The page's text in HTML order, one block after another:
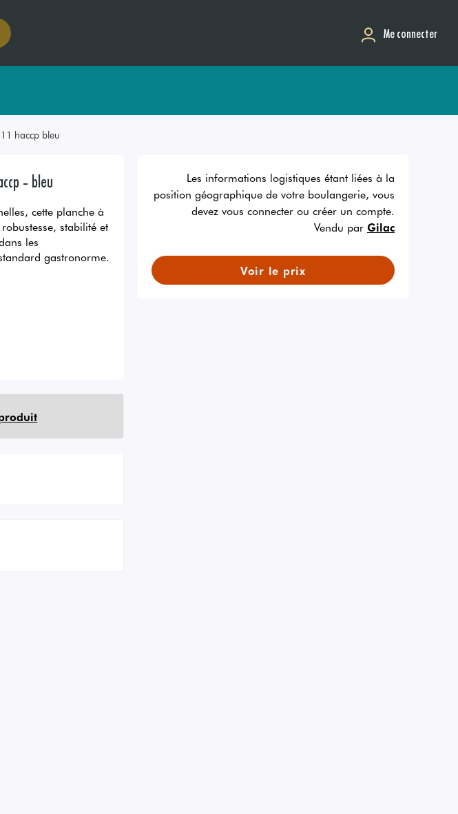
Me connecter
haccp bleu
- bleu
cette planche à
stabilité et
les
gastronorme.
Les informations logistiques étant liées à la
position géographique de votre boulangerie, vous
devez vous connecter ou créer un compte.
Vendu par Gilac
Voir le prix